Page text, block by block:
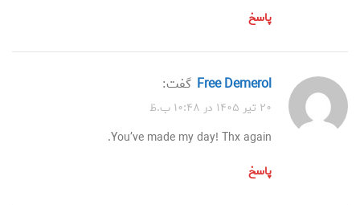
پاسخ
Free Demerol گفت:
۲۰ تیر ۱۴۰۵ در ۱۰:۴۸ ب.ظ
You’ve made my day! Thx again.
پاسخ